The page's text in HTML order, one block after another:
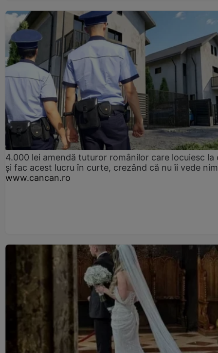
4.000 lei amendă tuturor românilor care locuiesc la
și fac acest lucru în curte, crezând că nu îi vede
www.cancan.ro